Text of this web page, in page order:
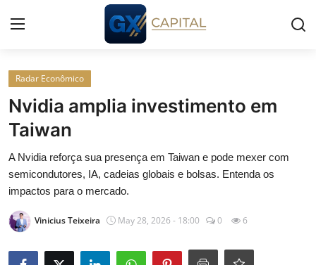
Entrar
Início
Cursos
Simuladores
Wealth
Histórias
Radar Econômico
Nvidia amplia investimento em
Taiwan
A Nvidia reforça sua presença em Taiwan e pode mexer com
semicondutores, IA, cadeias globais e bolsas. Entenda os
impactos para o mercado.
Vinicius Teixeira May 28, 2026 - 18:00 0 6